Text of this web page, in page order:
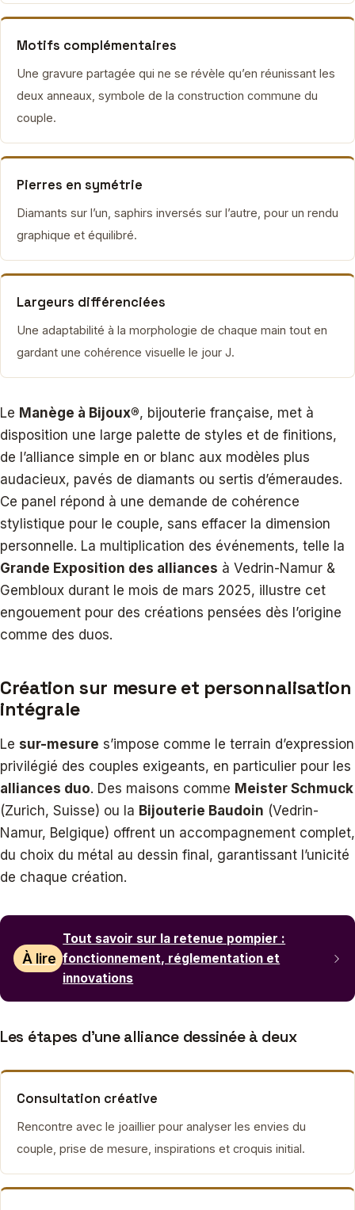
Motifs complémentaires
Une gravure partagée qui ne se révèle qu’en réunissant les
deux anneaux, symbole de la construction commune du
couple.
Pierres en symétrie
Diamants sur l’un, saphirs inversés sur l’autre, pour un rendu
graphique et équilibré.
Largeurs différenciées
Une adaptabilité à la morphologie de chaque main tout en
gardant une cohérence visuelle le jour J.
Le Manège à Bijoux®, bijouterie française, met à
disposition une large palette de styles et de finitions,
de l’alliance simple en or blanc aux modèles plus
audacieux, pavés de diamants ou sertis d’émeraudes.
Ce panel répond à une demande de cohérence
stylistique pour le couple, sans effacer la dimension
personnelle. La multiplication des événements, telle la
Grande Exposition des alliances à Vedrin-Namur &
Gembloux durant le mois de mars 2025, illustre cet
engouement pour des créations pensées dès l’origine
comme des duos.
Création sur mesure et personnalisation
intégrale
Le sur-mesure s’impose comme le terrain d’expression
privilégié des couples exigeants, en particulier pour les
alliances duo. Des maisons comme Meister Schmuck
(Zurich, Suisse) ou la Bijouterie Baudoin (Vedrin-
Namur, Belgique) offrent un accompagnement complet,
du choix du métal au dessin final, garantissant l’unicité
de chaque création.
À lire
Tout savoir sur la retenue pompier :
fonctionnement, réglementation et
innovations
Les étapes d’une alliance dessinée à deux
Consultation créative
Rencontre avec le joaillier pour analyser les envies du
couple, prise de mesure, inspirations et croquis initial.